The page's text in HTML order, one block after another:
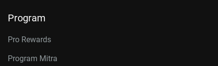
Program
Pro Rewards
Program Mitra